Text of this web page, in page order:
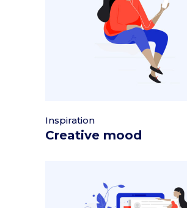
Inspiration
Creative mood